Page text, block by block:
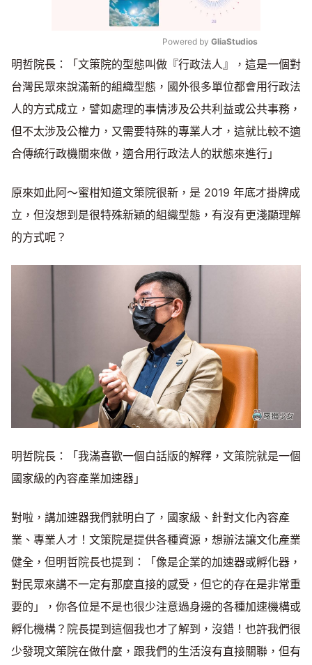
Mute
Powered by GliaStudios
明哲院長：「文策院的型態叫做『行政法人』，這是一個對
台灣民眾來說滿新的組織型態，國外很多單位都會用行政法
人的方式成立，譬如處理的事情涉及公共利益或公共事務，
但不太涉及公權力，又需要特殊的專業人才，這就比較不適
合傳統行政機關來做，適合用行政法人的狀態來進行」
原來如此阿～蜜柑知道文策院很新，是 2019 年底才掛牌成
立，但沒想到是很特殊新穎的組織型態，有沒有更淺顯理解
的方式呢？
明哲院長：「我滿喜歡一個白話版的解釋，文策院就是一個
國家級的內容產業加速器」
對啦，講加速器我們就明白了，國家級、針對文化內容產
業、專業人才！文策院是提供各種資源，想辦法讓文化產業
健全，但明哲院長也提到：「像是企業的加速器或孵化器，
對民眾來講不一定有那麼直接的感受，但它的存在是非常重
要的」，你各位是不是也很少注意過身邊的各種加速機構或
孵化機構？院長提到這個我也才了解到，沒錯！也許我們很
少發現文策院在做什麼，跟我們的生活沒有直接關聯，但有